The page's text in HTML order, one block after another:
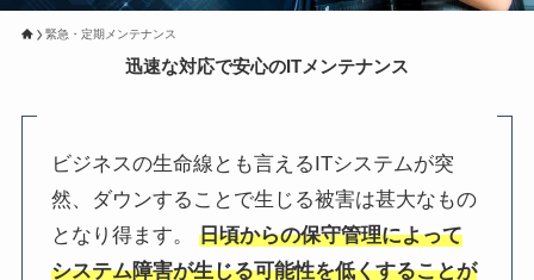
緊急・定期メンテナンス
迅速な対応で安心のITメンテナンス
ビジネスの生命線とも言えるITシステムが突
然、ダウンすることで生じる被害は甚大なもの
となり得ます。日頃からの保守管理によって
システム障害が生じる可能性を低くすることが